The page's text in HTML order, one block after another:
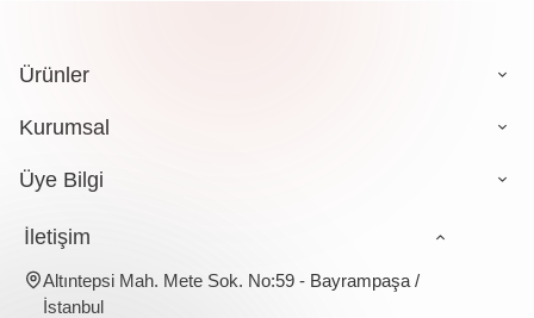
Ürünler
Kurumsal
Üye Bilgi
İletişim
Altıntepsi Mah. Mete Sok. No:59 - Bayrampaşa /
İstanbul